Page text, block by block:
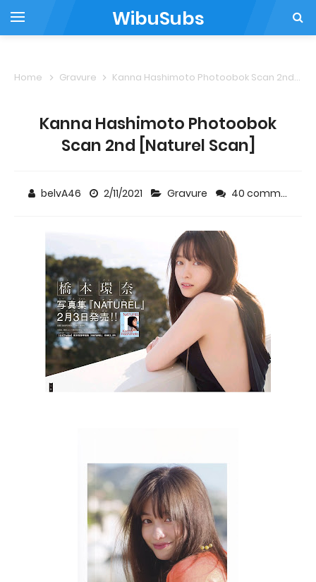
WibuSubs
Home Gravure Kanna Hashimoto Photoobok Scan 2nd [Naturel Scan]
Kanna Hashimoto Photoobok
Scan 2nd [Naturel Scan]
belvA46 2/11/2021 Gravure 40 comments